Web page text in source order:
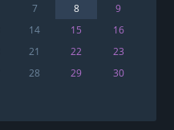
7 8
9
14 15
16
21 22
23
28 29
30